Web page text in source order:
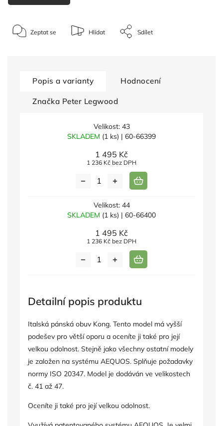
Zeptat se Hlídat Sdílet
Popis a varianty Hodnocení
Značka Peter Legwood
Velikost: 43
SKLADEM (1 ks) | 60-66399
1 495 Kč
1 236 Kč bez DPH
Velikost: 44
SKLADEM (1 ks) | 60-66400
1 495 Kč
1 236 Kč bez DPH
Detailní popis produktu
Italská pánská obuv Kong. Tento model má vyšší
podešev pro větší oporu a oceníte ji také pro její
velkou odolnost. Stejně jako všechny ostatní modely
je založen na systému AEQUOS. Splňuje požadavky
normy ISO 20347. Model je dodáván ve velikostech
č. 41 až 47.
Oceníte ji také pro její velkou odolnost.